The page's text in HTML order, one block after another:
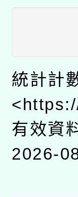
用
桃
開
本
招)
適
本
暨
科
礎課
A3
「
有
統計計
有效資
2026-